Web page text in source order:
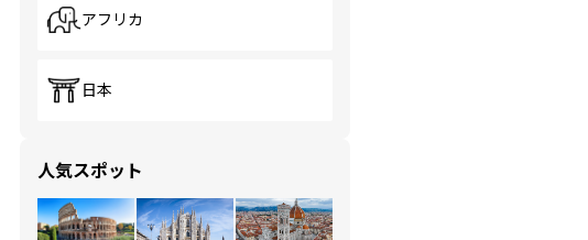
アフリカ
日本
人気スポット